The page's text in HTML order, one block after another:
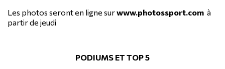
Les photos seront en ligne surwww.photossport.com à
partir de jeudi
PODIUMS ET TOP 5